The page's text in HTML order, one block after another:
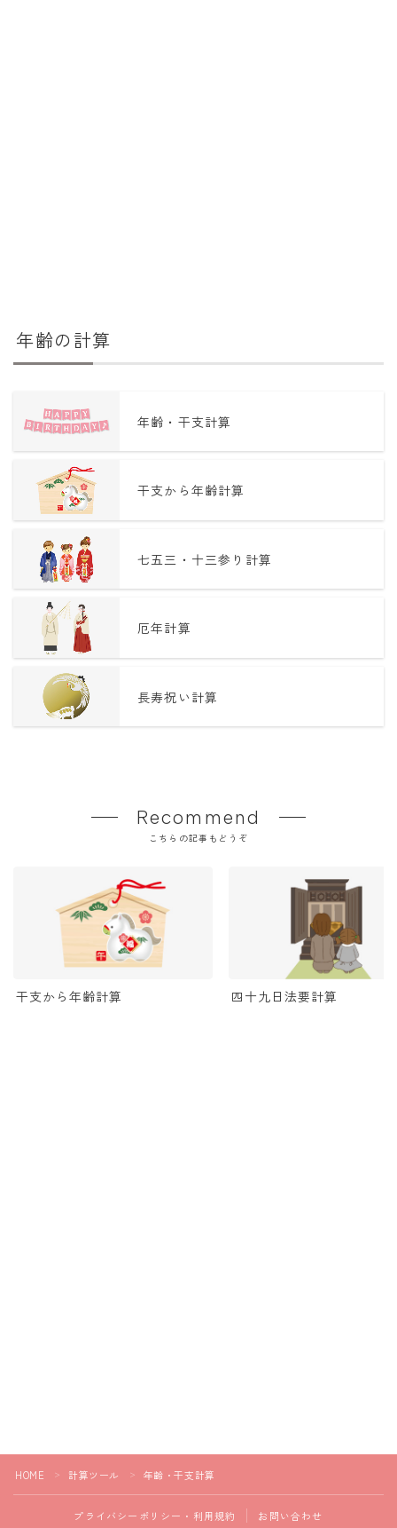
年齢の計算
年齢・干支計算
干支から年齢計算
七五三・十三参り計算
厄年計算
長寿祝い計算
Recommend
こちらの記事もどうぞ
干支から年齢計算 四十九日法要計算
HOME ＞ 計算ツール ＞ 年齢・干支計算
プライバシーポリシー・利用規約 お問い合わせ